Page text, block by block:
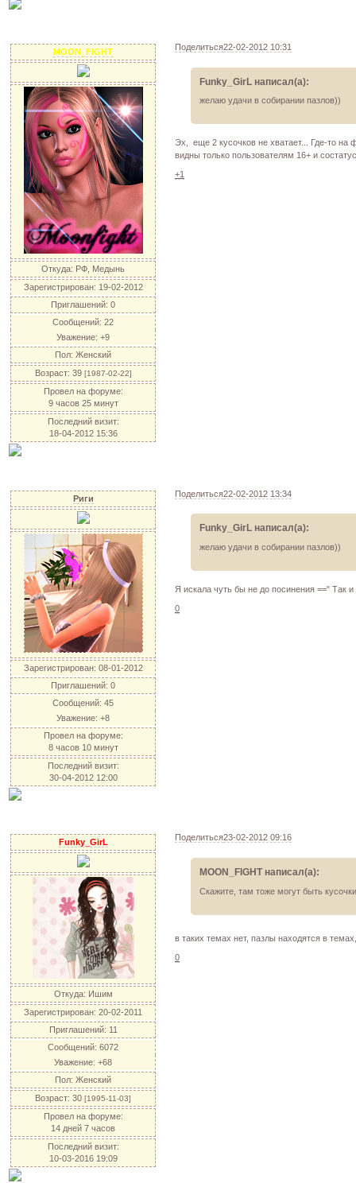
Поделиться22-02-2012 10:31
MOON_FIGHT
Откуда: РФ, Медынь
Зарегистрирован: 19-02-2012
Приглашений: 0
Сообщений: 22
Уважение: +9
Пол: Женский
Возраст: 39 [1987-02-22]
Провел на форуме:
9 часов 25 минут
Последний визит:
18-04-2012 15:36
Funky_GirL написал(а):
желаю удачи в собирании пазлов))
Эх, еще 2 кусочков не хватает... Где-то
видны только пользователям 16+ и
+1
Поделиться22-02-2012 13:34
Риги
Зарегистрирован: 08-01-2012
Приглашений: 0
Сообщений: 45
Уважение: +8
Провел на форуме:
8 часов 10 минут
Последний визит:
30-04-2012 12:00
Funky_GirL написал(а):
желаю удачи в собирании пазлов))
Я искала чуть бы не до посинения ==" Так
0
Поделиться23-02-2012 09:16
Funky_GirL
Откуда: Ишим
Зарегистрирован: 20-02-2011
Приглашений: 11
Сообщений: 6072
Уважение: +68
Пол: Женский
Возраст: 30 [1995-11-03]
Провел на форуме:
14 дней 7 часов
Последний визит:
10-03-2016 19:09
MOON_FIGHT написал(а):
Скажите, там тоже могут быть
в таких темах нет, пазлы находятся в
0